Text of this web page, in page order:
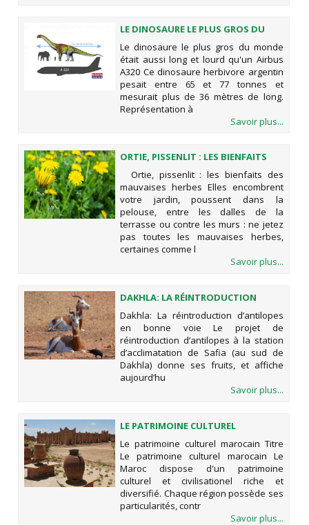
LE DINOSAURE LE PLUS GROS DU
MONDE ÉTAIT AUSSI LONG ET
LOURD QU'UN AIRBUS A320
Le dinosaure le plus gros du monde
était aussi long et lourd qu'un Airbus
A320 Ce dinosaure herbivore argentin
pesait entre 65 et 77 tonnes et
mesurait plus de 36 mètres de long.
Représentation à
Savoir plus...
ORTIE, PISSENLIT : LES BIENFAITS
DES MAUVAISES HERBES
Ortie, pissenlit : les bienfaits des
mauvaises herbes Elles encombrent
votre jardin, poussent dans la
pelouse, entre les dalles de la
terrasse ou contre les murs : ne jetez
pas toutes les mauvaises herbes,
certaines comme l
Savoir plus...
DAKHLA: LA RÉINTRODUCTION
D’ANTILOPES EN BONNE VOIE
Dakhla: La réintroduction d’antilopes
en bonne voie Le projet de
réintroduction d’antilopes à la station
d’acclimatation de Safia (au sud de
Dakhla) donne ses fruits, et affiche
aujourd’hu
Savoir plus...
LE PATRIMOINE CULTUREL
MAROCAIN
Le patrimoine culturel marocain Titre
Le patrimoine culturel marocain Le
Maroc dispose d'un patrimoine
culturel et civilisationel riche et
diversifié. Chaque région possède ses
particularités, contr
Savoir plus...